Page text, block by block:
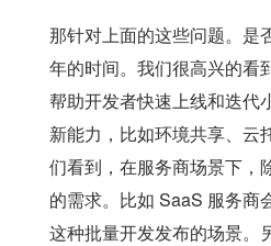
那针对上面的这些问题。是
年的时间。我们很高兴的看
帮助开发者快速上线和迭代
新能力，比如环境共享、云
们看到，在服务商场景下，
的需求。比如 SaaS 服务商
这种批量开发发布的场景。